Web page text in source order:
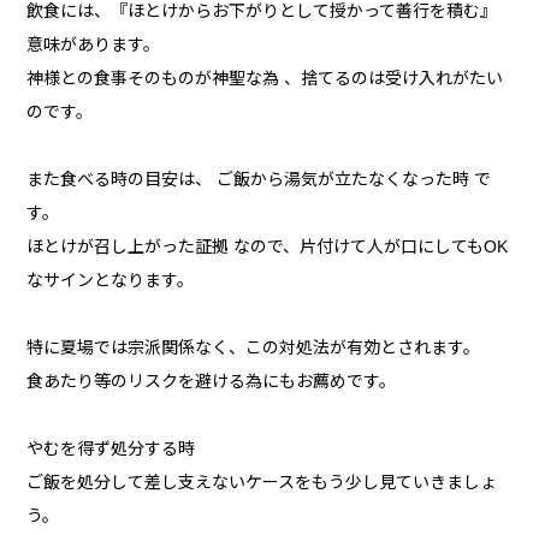
飲食には、『ほとけからお下がりとして授かって善行を積む』
意味があります。
神様との食事そのものが神聖な為 、捨てるのは受け入れがたい
のです。
また食べる時の目安は、 ご飯から湯気が立たなくなった時 で
す。
ほとけが召し上がった証拠 なので、片付けて人が口にしてもOK
なサインとなります。
特に夏場では宗派関係なく、この対処法が有効とされます。
食あたり等のリスクを避ける為にもお薦めです。
やむを得ず処分する時
ご飯を処分して差し支えないケースをもう少し見ていきましょ
う。